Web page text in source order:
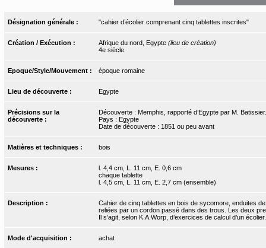
Désignation générale : "cahier d’écolier comprenant cinq tablettes inscrites"
Création / Exécution : Afrique du nord, Egypte (lieu de création)
4e siècle
Epoque/Style/Mouvement : époque romaine
Lieu de découverte : Egypte
Précisions sur la
découverte :
Découverte : Memphis, rapporté d’Egypte par M.
Pays : Egypte
Date de découverte : 1851 ou peu avant
Matières et techniques : bois
Mesures :
l. 4,4 cm, L. 11 cm, E. 0,6 cm
chaque tablette
l. 4,5 cm, L. 11 cm, E. 2,7 cm (ensemble)
Description :
Cahier de cinq tablettes en bois de sycomore, enduites
reliées par un cordon passé dans des trous. Les deux
Il s’agit, selon K.A.Worp, d’exercices de calcul d’un
Mode d'acquisition : achat